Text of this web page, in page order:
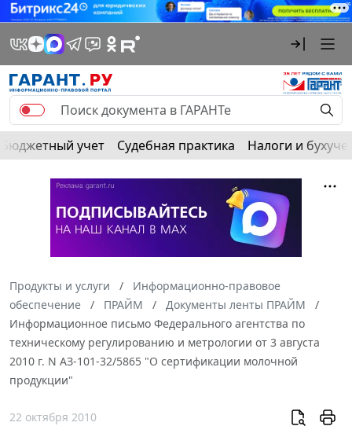
Бюджетный учет Судебная практика Налоги и
Продукты и услуги
Информационно-правовое
обеспечение
ПРАЙМ
Документы ленты ПРАЙМ
Информационное письмо Федерального агентства по
техническому регулированию и метрологии от 3 августа
2010 г. N AЗ-101-32/5865 "О сертификации молочной
продукции"
22 октября 2010